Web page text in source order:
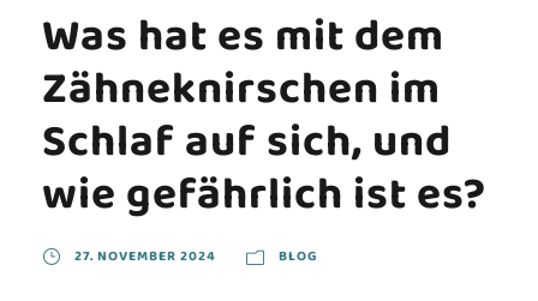
Was hat es mit dem
Zähneknirschen im
Schlaf auf sich, und
wie gefährlich ist es?
27. NOVEMBER 2024 BLOG